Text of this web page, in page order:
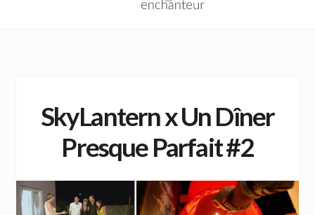
SkyLantern x Un Dîner
Presque Parfait #2